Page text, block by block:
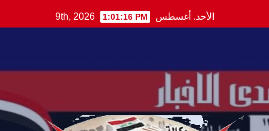
to
الأحد. أغسطس 9th, 2026 1:01:16 PM